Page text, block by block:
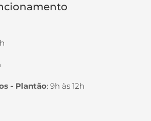
- Plantão: 9h às 12h